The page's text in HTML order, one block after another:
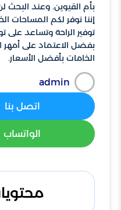
بأم القيوين. وعند
إننا نوفر لكم المساحات
توفير الراحة وتساعد على
بفضل الاعتماد على
الخامات بأفضل الأسعار.
admin
اتصل بنا
الواتساب